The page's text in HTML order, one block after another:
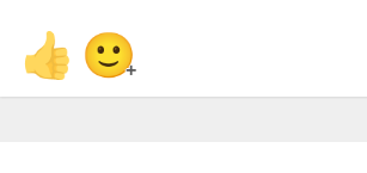
👍 🙂+